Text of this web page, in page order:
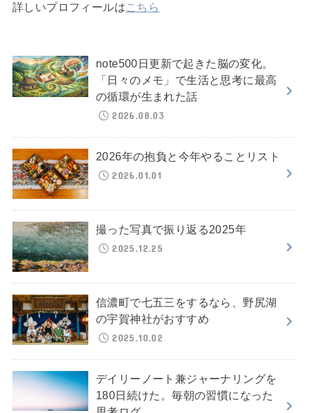
詳しいプロフィールはこちら
note500日更新で起きた脳の変化。
「日々のメモ」で生活と思考に最高
の循環が生まれた話
2026.08.03
2026年の抱負と今年やることリスト
2026.01.01
撮った写真で振り返る2025年
2025.12.25
信濃町で七五三をするなら、野尻湖
の宇賀神社がおすすめ
2025.10.02
デイリーノート兼ジャーナリングを
180日続けた。毎朝の習慣になった